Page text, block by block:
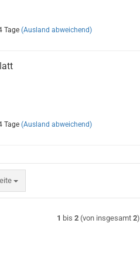
Tage (Ausland abweichend)
Tage (Ausland abweichend)
1 bis2 (von insgesamt2)